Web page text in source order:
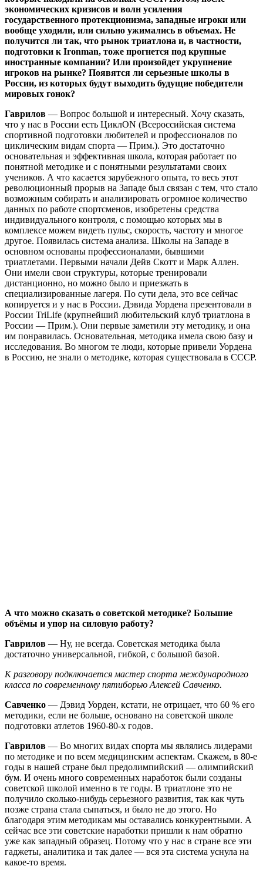
экономических кризисов и волн усиления
государственного протекционизма, западные игроки или
вообще уходили, или сильно ужимались в объемах. Не
получится ли так, что рынок триатлона и, в частности,
подготовки к Ironman, тоже прогнется под крупные
иностранные компании? Или произойдет укрупнение
игроков на рынке? Появятся ли серьезные школы в
России, из которых будут выходить будущие победители
мировых гонок?
Гаврилов — Вопрос большой и интересный. Хочу сказать,
что у нас в России есть ЦиклON (Всероссийская система
спортивной подготовки любителей и профессионалов по
циклическим видам спорта — Прим.). Это достаточно
основательная и эффективная школа, которая работает по
понятной методике и с понятными результатами своих
учеников. А что касается зарубежного опыта, то весь этот
революционный прорыв на Западе был связан с тем, что стало
возможным собирать и анализировать огромное количество
данных по работе спортсменов, изобретены средства
индивидуального контроля, с помощью которых мы в
комплексе можем видеть пульс, скорость, частоту и многое
другое. Появилась система анализа. Школы на Западе в
основном основаны профессионалами, бывшими
триатлетами. Первыми начали Дейв Скотт и Марк Аллен.
Они имели свои структуры, которые тренировали
дистанционно, но можно было и приезжать в
специализированные лагеря. По сути дела, это все сейчас
копируется и у нас в России. Дэвида Уордена презентовали в
России TriLife (крупнейший любительский клуб триатлона в
России — Прим.). Они первые заметили эту методику, и она
им понравилась. Основательная, методика имела свою базу и
исследования. Во многом те люди, которые привели Уордена
в Россию, не знали о методике, которая существовала в СССР.
А что можно сказать о советской методике? Большие
объёмы и упор на силовую работу?
Гаврилов — Ну, не всегда. Советская методика была
достаточно универсальной, гибкой, с большой базой.
К разговору подключается мастер спорта международного
класса по современному пятиборью Алексей Савченко.
Савченко — Дэвид Уорден, кстати, не отрицает, что 60 % его
методики, если не больше, основано на советской школе
подготовки атлетов 1960-80-х годов.
Гаврилов — Во многих видах спорта мы являлись лидерами
по методике и по всем медицинским аспектам. Скажем, в 80-е
годы в нашей стране был предолимпийский — олимпийский
бум. И очень много современных наработок были созданы
советской школой именно в те годы. В триатлоне это не
получило сколько-нибудь серьезного развития, так как чуть
позже страна стала сыпаться, и было не до этого. Но
благодаря этим методикам мы оставались конкурентными. А
сейчас все эти советские наработки пришли к нам обратно
уже как западный образец. Потому что у нас в стране все эти
гаджеты, аналитика и так далее — вся эта система уснула на
какое-то время.